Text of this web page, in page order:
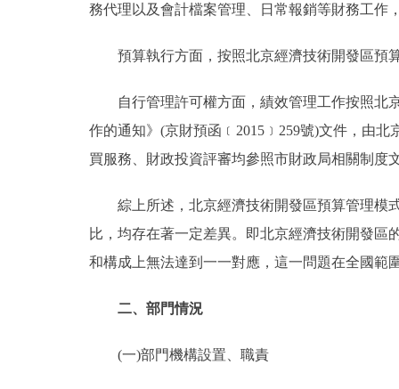
務代理以及會計檔案管理、日常報銷等財務工作
預算執行方面，按照北京經濟技術開發區預算
自行管理許可權方面，績效管理工作按照北京
作的通知》(京財預函﹝2015﹞259號)文件，由
買服務、財政投資評審均參照市財政局相關制度
綜上所述，北京經濟技術開發區預算管理模式
比，均存在著一定差異。即北京經濟技術開發
和構成上無法達到一一對應，這一問題在全國範
二、部門情況
(一)部門機構設置、職責